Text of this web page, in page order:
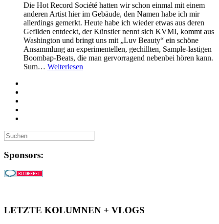
Die Hot Record Société hatten wir schon einmal mit einem
anderen Artist hier im Gebäude, den Namen habe ich mir
allerdings gemerkt. Heute habe ich wieder etwas aus deren
Gefilden entdeckt, der Künstler nennt sich KVMI, kommt aus
Washington und bringt uns mit „Luv Beauty“ ein schöne
Ansammlung an experimentellen, gechillten, Sample-lastigen
Boombap-Beats, die man gervorragend nebenbei hören kann.
Sum… Weiterlesen
Sponsors:
LETZTE KOLUMNEN + VLOGS